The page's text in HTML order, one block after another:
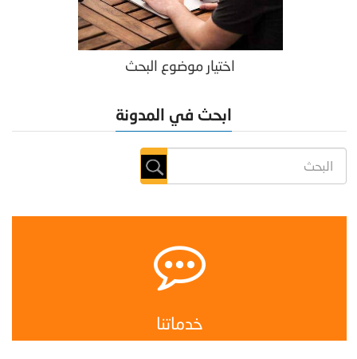
اختيار موضوع البحث
ابحث في المدونة
خدماتنا